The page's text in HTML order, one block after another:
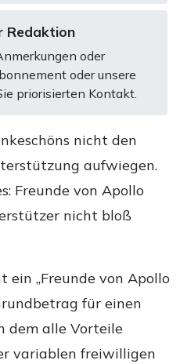
Redaktion
oder
oder unsere
priorisierten Kontakt.
nicht den
aufwiegen.
Freunde von Apollo
nicht bloß
ein „Freunde von Apollo
für einen
dem alle Vorteile
variablen freiwilligen